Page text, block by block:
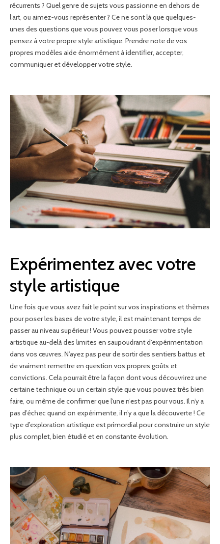
récurrents ? Quel genre de sujets vous passionne en dehors de
l’art, ou aimez-vous représenter ? Ce ne sont là que quelques-
unes des questions que vous pouvez vous poser lorsque vous
pensez à votre propre style artistique. Prendre note de vos
propres modèles aide énormément à identifier, accepter,
communiquer et développer votre style.
Expérimentez avec votre
style artistique
Une fois que vous avez fait le point sur vos inspirations et thèmes
pour poser les bases de votre style, il est maintenant temps de
passer au niveau supérieur ! Vous pouvez pousser votre style
artistique au-delà des limites en saupoudrant d’expérimentation
dans vos œuvres. N’ayez pas peur de sortir des sentiers battus et
de vraiment remettre en question vos propres goûts et
convictions. Cela pourrait être la façon dont vous découvrirez une
certaine technique ou un certain style que vous pouvez très bien
faire, ou même de confirmer que l’une n’est pas pour vous. Il n’y a
pas d’échec quand on expérimente, il n’y a que la découverte ! Ce
type d’exploration artistique est primordial pour construire un style
plus complet, bien étudié et en constante évolution.